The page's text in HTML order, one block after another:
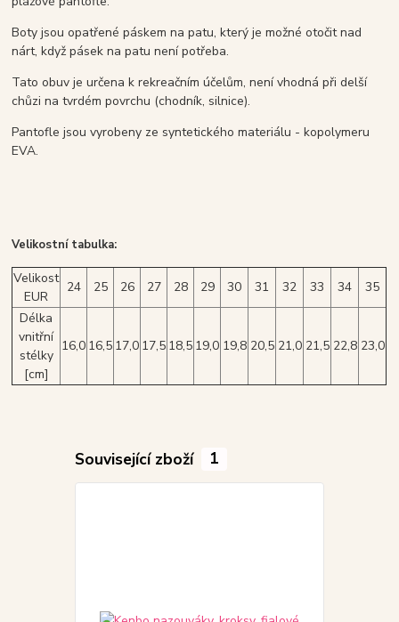
Boty jsou opatřené páskem na patu, který je možné otočit nad
nárt, když pásek na patu není potřeba.
Tato obuv je určena k rekreačním účelům, není vhodná při delší
chůzi na tvrdém povrchu (chodník, silnice).
Pantofle jsou vyrobeny ze syntetického materiálu - kopolymeru
EVA.
Velikostní tabulka:
Velikost
EUR
24 25 26 27 28 29 30 31 32 33 34
35
Délka
vnitřní
stélky
[cm]
16,0 16,5 17,0 17,5 18,5 19,0 19,8 20,5 21,0 21,5 22,8 23,0
Související zboží 1